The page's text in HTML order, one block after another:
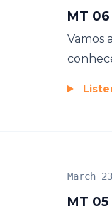
MT
Vamos
MT 05
March